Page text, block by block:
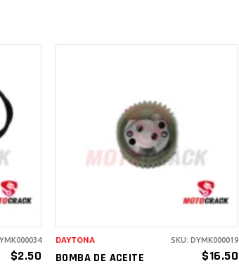
$2.50
AÑADIR AL
CARRITO
BOMBA DE ACEITE
$16.50
DAYTONA SKU: DYMK000019